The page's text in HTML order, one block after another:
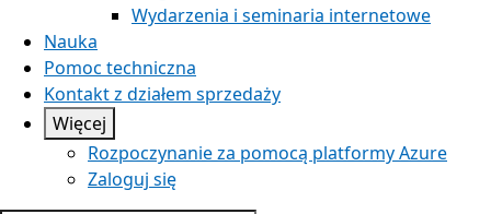
Wydarzenia i seminaria internetowe
Nauka
Pomoc techniczna
Kontakt z działem sprzedaży
Więcej
Rozpoczynanie za pomocą platformy Azure
Zaloguj się